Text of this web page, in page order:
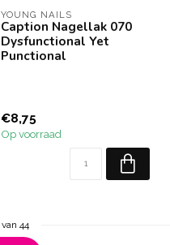
YOUNG NAILS
Caption Nagellak 070
Dysfunctional Yet
Punctional
€8,75
Op voorraad
van 44